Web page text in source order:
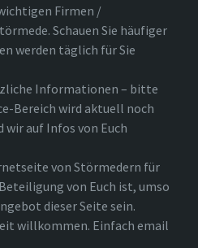
Firmen /
Schauen Sie häufiger
werden täglich für Sie
Informationen – bitte
Bereich wird aktuell noch
wir auf Infos von Euch
von Störmedern für
von Euch ist, umso
dieser Seite sein.
willkommen. Einfach email